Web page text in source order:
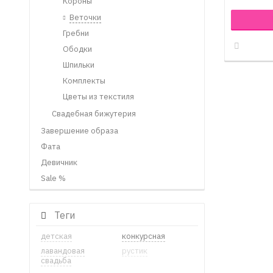
Веточки
Гребни
Ободки
Шпильки
Комплекты
Цветы из текстиля
Свадебная бижутерия
Завершение образа
Фата
Девичник
Sale %
Теги
детская
конкурсная
лавандовая
свадьба
рустик